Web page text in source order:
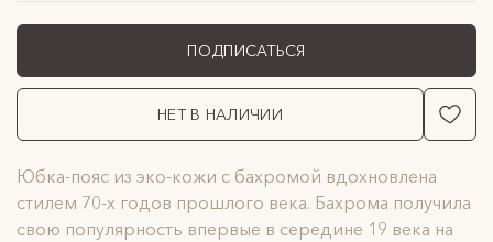
ПОДПИСАТЬСЯ
НЕТ В НАЛИЧИИ
Юбка-пояс из эко-кожи с бахромой вдохновлена
стилем 70-х годов прошлого века. Бахрома получила
свою популярность впервые в середине 19 века на